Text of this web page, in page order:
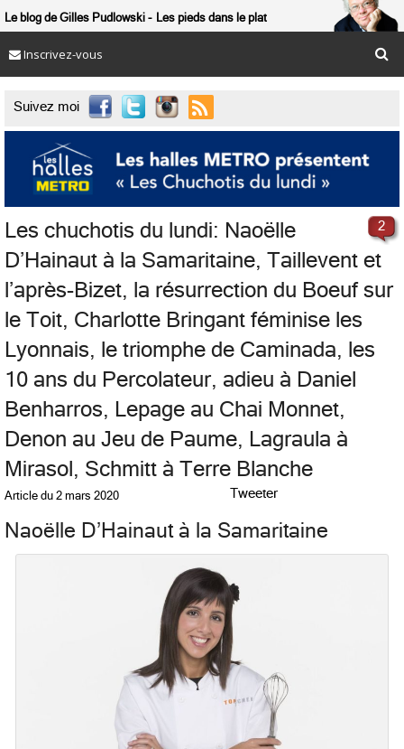
Le blog de Gilles Pudlowski Les pieds dans le plat
Inscrivez-vous
Suivez moi 
2
Les chuchotis du lundi: Naoëlle
D’Hainaut à la Samaritaine, Taillevent et
l’après-Bizet, la résurrection du Boeuf sur
le Toit, Charlotte Bringant féminise les
Lyonnais, le triomphe de Caminada, les
10 ans du Percolateur, adieu à Daniel
Benharros, Lepage au Chai Monnet,
Denon au Jeu de Paume, Lagraula à
Mirasol, Schmitt à Terre Blanche
Article du 2 mars 2020 Tweeter
Naoëlle D’Hainaut à la Samaritaine